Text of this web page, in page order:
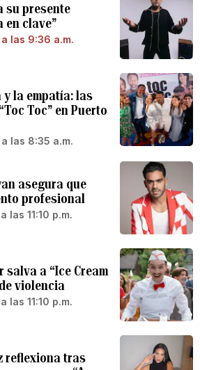
su presente
en clave”
las 9:36 a.m.
la empatía: las
Toc” en Puerto
las 8:35 a.m.
asegura que
profesional
las 11:10 p.m.
salva a “Ice Cream
violencia
las 11:10 p.m.
reflexiona tras